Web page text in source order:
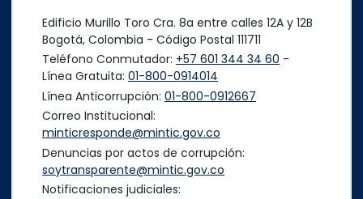
Edificio Murillo Toro Cra. 8a entre calles 12A y 12B
Bogotá, Colombia - Código Postal 111711
Teléfono Conmutador: +57 601 344 34 60 -
Línea Gratuita: 01-800-0914014
Línea Anticorrupción: 01-800-0912667
Correo Institucional:
minticresponde@mintic.gov.co
Denuncias por actos de corrupción:
soytransparente@mintic.gov.co
Notificaciones judiciales: